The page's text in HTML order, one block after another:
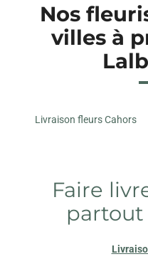
Nos
villes à
Livraison fleurs Cahors
Faire
partout